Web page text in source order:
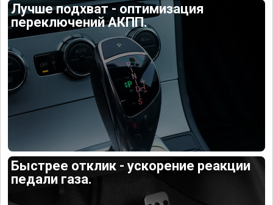
Лучше подхват - оптимизация
переключений АКПП.
Быстрее отклик - ускорение реакции
педали газа.